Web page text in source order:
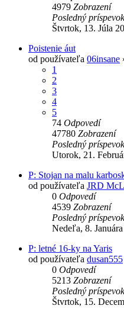
4979 Zobrazení
Posledný
Štvrtok, 13. Júla
Poistenie áut
od používateľa 06insane
1
2
3
4
5
74 Odpovedí
47780 Zobrazení
Posledný
Utorok, 21.
P: Stojan na malu
od používateľa JRD
0 Odpovedí
4539 Zobrazení
Posledný
Nedeľa, 8.
P: letné 16-ky na Yaris
od používateľa dusan555
0 Odpovedí
5213 Zobrazení
Posledný
Štvrtok, 15.